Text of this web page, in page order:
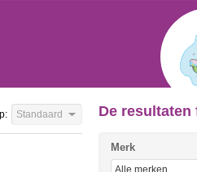
Standaard De resultaten
Merk